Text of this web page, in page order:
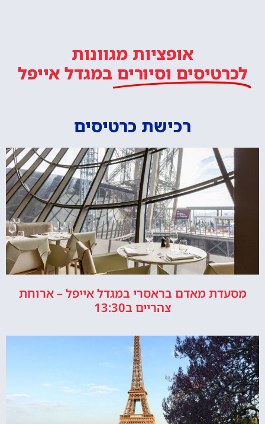
אופציות מגוונות
לכרטיסים וסיורים במגדל אייפל
רכישת כרטיסים
מסעדת מאדם בראסרי במגדל אייפל – ארוחת
צהריים ב13:30